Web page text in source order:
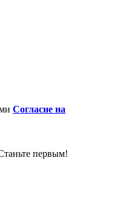
Согласие на
первым!